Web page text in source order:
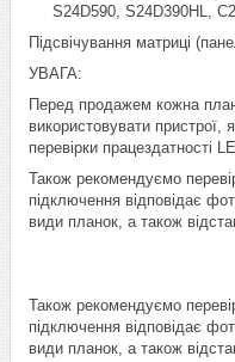
S24D590, S24D390HL,
Підсвічування матриці
УВАГА:
Перед продажем кожна
використовувати пристрої,
перевірки працездатності
Також рекомендуємо
підключення відповідає
види планок, а також
Також рекомендуємо
підключення відповідає
види планок, а також